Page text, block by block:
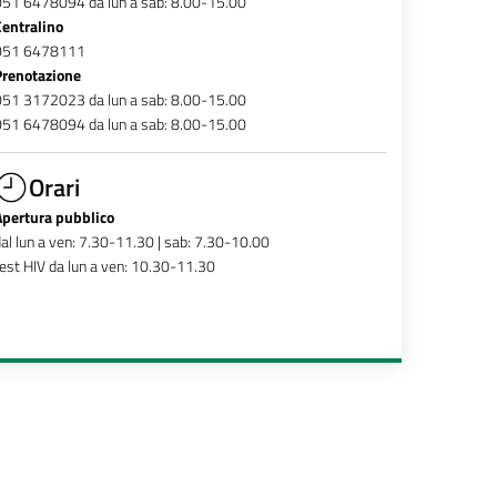
6478111
3172023 da lun a sab: 8.00-15.00
6478094 da lun a sab: 8.00-15.00
Orari
pubblico
lun a ven: 7.30-11.30 | sab: 7.30-10.00
HIV da lun a ven: 10.30-11.30